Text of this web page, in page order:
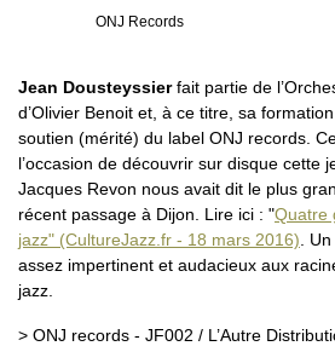
ONJ Records
Jean Dousteyssierfait partie de
d’Olivier Benoit et, à ce titre, sa
soutien (mérité) du label ONJ records.
l’occasion de découvrir sur disque cette
Jacques Revon nous avait dit le plus
récent passage à Dijon. Lire ici : "Quatre
jazz" (CultureJazz.fr - 18 mars 2016) .
assez impertinent et audacieux aux
jazz.
> ONJ records - JF002 / L’Autre